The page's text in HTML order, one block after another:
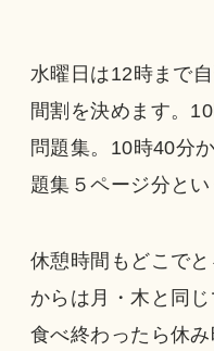
水曜日は12時まで
間割を決めます。
問題集。10時40分
題集５ページ分とい
休憩時間もどこで
からは月・木と同
食べ終わったら休み